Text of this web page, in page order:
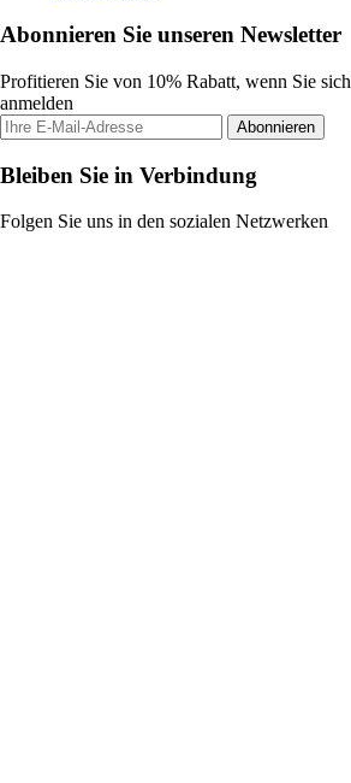
Abonnieren Sie unseren Newsletter
Profitieren Sie von 10% Rabatt, wenn Sie
anmelden
Abonnieren
Bleiben Sie in Verbindung
Folgen Sie uns in den sozialen Netzwerken